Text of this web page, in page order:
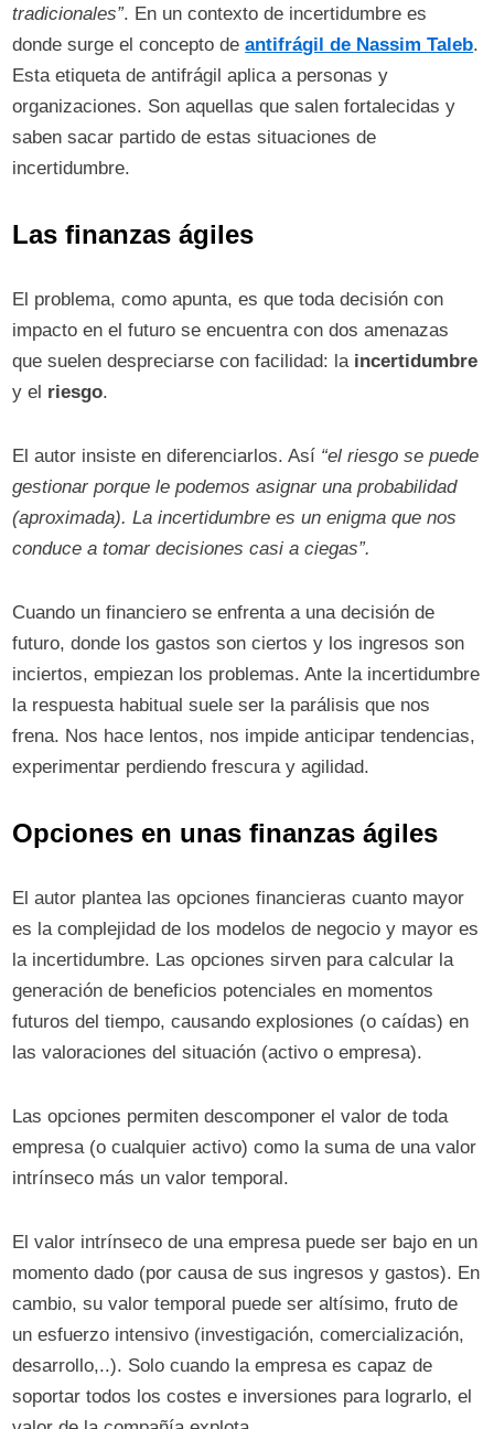
tradicionales”. En un contexto de incertidumbre es
donde surge el concepto deantifrágil de Nassim Taleb.
Esta etiqueta de antifrágil aplica a personas y
organizaciones. Son aquellas que salen fortalecidas y
saben sacar partido de estas situaciones de
incertidumbre.
Las finanzas ágiles
El problema, como apunta, es que toda decisión con
impacto en el futuro se encuentra con dos amenazas
que suelen despreciarse con facilidad: la incertidumbre
y el riesgo.
El autor insiste en diferenciarlos. Así “el riesgo se puede
gestionar porque le podemos asignar una probabilidad
(aproximada). La incertidumbre es un enigma que nos
conduce a tomar decisiones casi a ciegas”.
Cuando un financiero se enfrenta a una decisión de
futuro, donde los gastos son ciertos y los ingresos son
inciertos, empiezan los problemas. Ante la incertidumbre
la respuesta habitual suele ser la parálisis que nos
frena. Nos hace lentos, nos impide anticipar tendencias,
experimentar perdiendo frescura y agilidad.
Opciones en unas finanzas ágiles
El autor plantea las opciones financieras cuanto mayor
es la complejidad de los modelos de negocio y mayor es
la incertidumbre. Las opciones sirven para calcular la
generación de beneficios potenciales en momentos
futuros del tiempo, causando explosiones (o caídas) en
las valoraciones del situación (activo o empresa).
Las opciones permiten descomponer el valor de toda
empresa (o cualquier activo) como la suma de una valor
intrínseco más un valor temporal.
El valor intrínseco de una empresa puede ser bajo en un
momento dado (por causa de sus ingresos y gastos). En
cambio, su valor temporal puede ser altísimo, fruto de
un esfuerzo intensivo (investigación, comercialización,
desarrollo,..). Solo cuando la empresa es capaz de
soportar todos los costes e inversiones para lograrlo, el